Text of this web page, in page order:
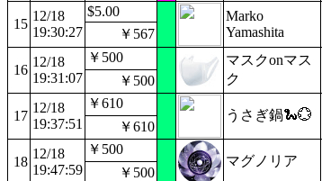
15
12/18
19:30:27
$5.00
Marko
Yamashita
￥567
16
12/18
19:31:07
￥500
マスクonマス
ク
￥500
17
12/18
19:37:51
￥610
うさぎ鍋🐍💮
￥610
18
12/18
19:47:59
￥500
マグノリア
￥500